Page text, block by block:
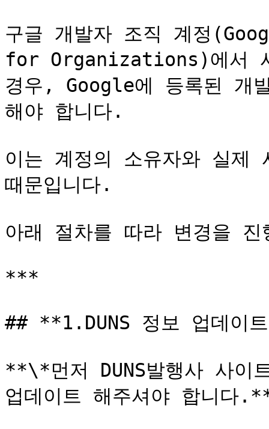
구글 개발자 조직 계정
for Organizations)에서 사
경우, Google에 등록된 개
해야 합니다.
이는 계정의 소유자와 실제
때문입니다.
아래 절차를 따라 변경을 진
***
## **1.DUNS 정보 업데이
**\*먼저 DUNS발행사 사이
업데이트 해주셔야 합니다